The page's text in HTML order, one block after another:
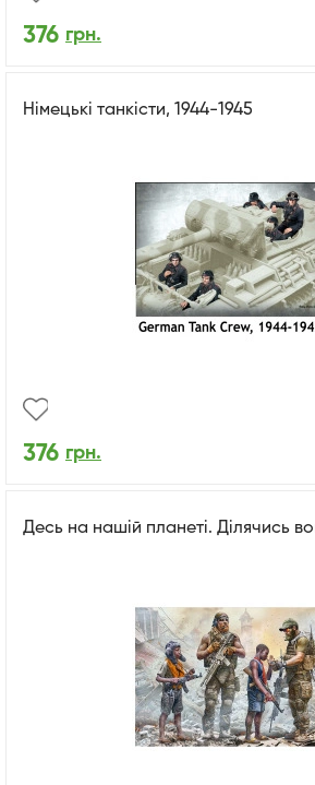
376 грн.
Німецькі танкісти, 1944-1945
376 грн.
Десь на нашій планеті. Ділячись